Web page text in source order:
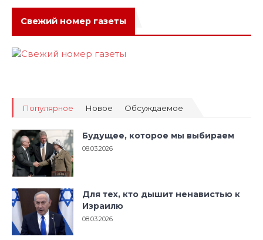
Свежий номер газеты
Популярное Новое Обсуждаемое
Будущее, которое мы выбираем
08.03.2026
Для тех, кто дышит ненавистью к
Израилю
08.03.2026